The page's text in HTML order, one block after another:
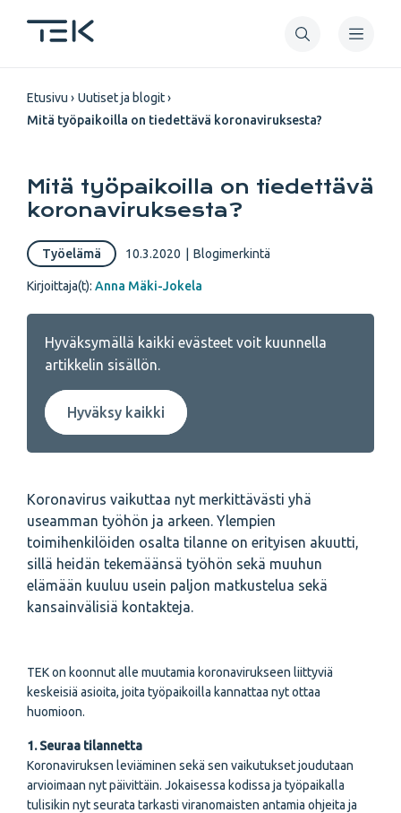
pääsisältöön
Murupolku
Etusivu
Uutiset ja blogit
Mitä työpaikoilla on tiedettävä koronaviruksesta?
Mitä työpaikoilla on tiedettävä
koronaviruksesta?
Työelämä 10.3.2020 Blogimerkintä
Kirjoittaja(t): Anna Mäki-Jokela
Hyväksymällä kaikki evästeet voit kuunnella
artikkelin sisällön.
Hyväksy kaikki
Koronavirus vaikuttaa nyt merkittävästi yhä
useamman työhön ja arkeen. Ylempien
toimihenkilöiden osalta tilanne on erityisen akuutti,
sillä heidän tekemäänsä työhön sekä muuhun
elämään kuuluu usein paljon matkustelua sekä
kansainvälisiä kontakteja.
TEK on koonnut alle muutamia koronavirukseen liittyviä
keskeisiä asioita, joita työpaikoilla kannattaa nyt ottaa
huomioon.
1. Seuraa tilannetta
Koronaviruksen leviäminen sekä sen vaikutukset joudutaan
arvioimaan nyt päivittäin. Jokaisessa kodissa ja työpaikalla
tulisikin nyt seurata tarkasti viranomaisten antamia ohjeita ja